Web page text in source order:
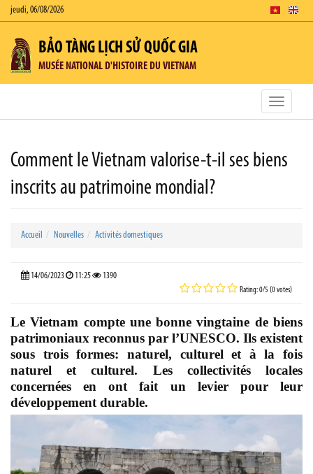
jeudi, 06/08/2026
BẢO TÀNG LỊCH SỬ QUỐC GIA
MUSÉE NATIONAL D'HISTOIRE DU VIETNAM
Toggle
Comment le Vietnam valorise-t-il ses biens
inscrits au patrimoine mondial?
Accueil Nouvelles Activités domestiques
14/06/2023 11:25 1390
Rating: 0/5 (0 votes)
Le Vietnam compte une bonne vingtaine de biens
patrimoniaux reconnus par l’UNESCO. Ils existent
sous trois formes: naturel, culturel et à la fois
naturel et culturel. Les collectivités locales
concernées en ont fait un levier pour leur
développement durable.